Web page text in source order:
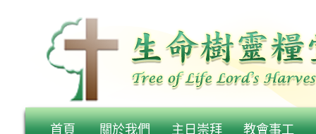
首頁 關於我們 主日崇拜 教會事工